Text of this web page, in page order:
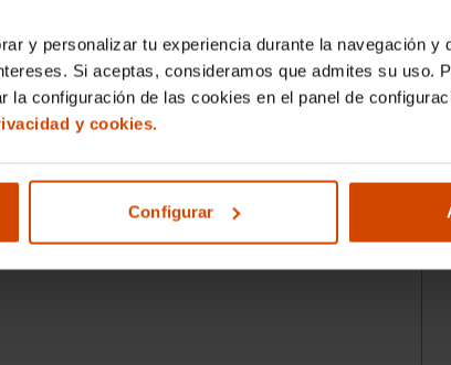
y personalizar tu experiencia durante la navegación y
Si aceptas, consideramos que admites su uso.
la configuración de las cookies en el panel de
y cookies.
Configurar